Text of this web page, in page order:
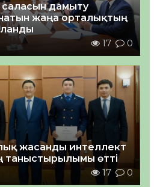
дамыту
жаңа орталықтың
17 0
жасанды интеллект
таныстырылымы өтті
17 0